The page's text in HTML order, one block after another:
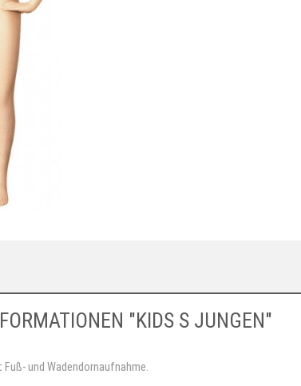
"KIDS S JUNGEN"
und Wadendornaufnahme.